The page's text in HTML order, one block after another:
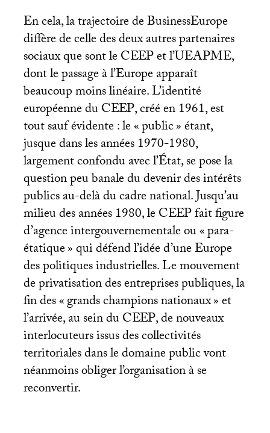
En cela, la trajectoire de BusinessEurope
diffère de celle des deux autres partenaires
sociaux que sont leCEEPet l’UEAPME,
dont le passage à l’Europe apparaît
beaucoup moins linéaire. L’identité
européenne duCEEP, créé en 1961, est
tout sauf évidente : le «public» étant,
jusque dans les années 1970-1980,
largement confondu avec l’État, se pose la
question peu banale du devenir des intérêts
publics au-delà du cadre national. Jusqu’au
milieu des années 1980, leCEEPfait figure
d’agence intergouvernementale ou «para-
étatique» qui défend l’idée d’une Europe
des politiques industrielles. Le mouvement
de privatisation des entreprises publiques, la
fin des «grands champions nationaux» et
l’arrivée, au sein duCEEP, de nouveaux
interlocuteurs issus des collectivités
territoriales dans le domaine public vont
néanmoins obliger l’organisation à se
reconvertir.